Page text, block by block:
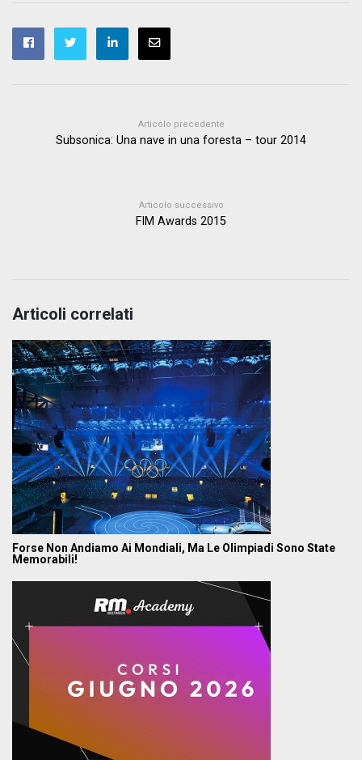
Articolo precedente
Subsonica: Una nave in una foresta – tour 2014
Articolo successivo
FIM Awards 2015
Articoli correlati
Forse Non Andiamo Ai Mondiali, Ma Le Olimpiadi Sono State
Memorabili!